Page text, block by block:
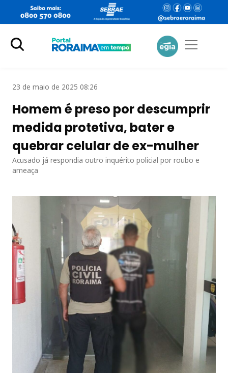
23 de maio de 2025 08:26
Homem é preso por descumprir
medida protetiva, bater e
quebrar celular de ex-mulher
Acusado já respondia outro inquérito policial por roubo e
ameaça